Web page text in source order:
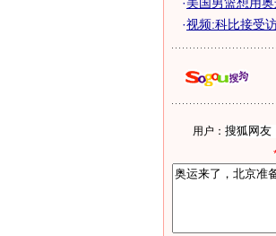
·视频:科比接受
用户：